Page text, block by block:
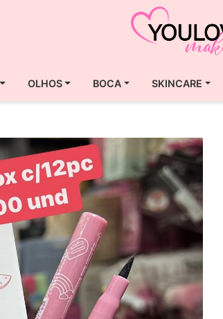
OLHOS BOCA SKINCARE